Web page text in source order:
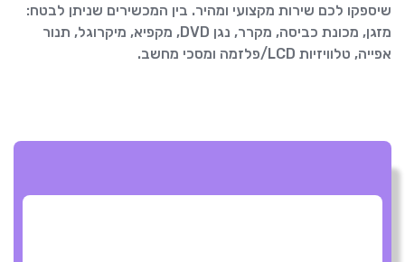
שיספקו לכם שירות מקצועי ומהיר. בין המכשירים שניתן לבטח:
מזגן, מכונת כביסה, מקרר, נגן DVD, מקפיא, מיקרוגל, תנור
אפייה, טלוויזיות LCD/פלזמה ומסכי מחשב.